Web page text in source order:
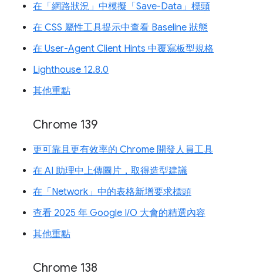
在「網路狀況」中模擬「Save-Data」標頭
在 CSS 屬性工具提示中查看 Baseline 狀態
在 User-Agent Client Hints 中覆寫板型規格
Lighthouse 12.8.0
其他重點
Chrome 139
更可靠且更有效率的 Chrome 開發人員工具
在 AI 助理中上傳圖片，取得造型建議
在「Network」中的表格新增要求標頭
查看 2025 年 Google I/O 大會的精選內容
其他重點
Chrome 138